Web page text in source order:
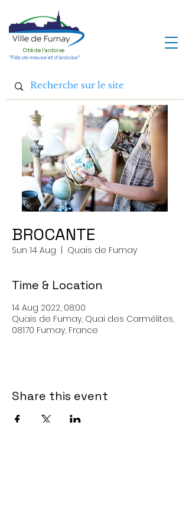
Cité de l'ardoise
"Fille de meuse et d'ardoise"
BROCANTE
Sun 14 Aug Quais de Fumay
Time & Location
14 Aug 2022, 08:00
Quais de Fumay, Quai des Carmélites,
08170 Fumay, France
Share this event